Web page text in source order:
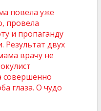
повела уже
провела
и пропаганду
Результат двух
врачу не
совершенно
глаза. О чудо